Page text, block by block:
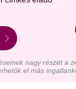
nagy részét a
el más